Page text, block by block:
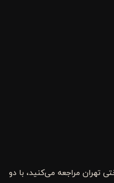
تهران مراجعه می‌کنید، با دو